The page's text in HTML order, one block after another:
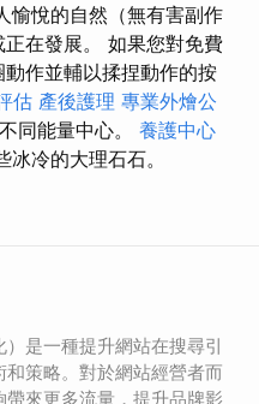
愉悅的自然（無有害副作
在發展。 如果您對免費
作並輔以揉捏動作的按
估 產後護理 專業外燴公
同能量中心。 養護中心
冷的大理石石。
）是一種提升網站在搜尋引
策略。對於網站經營者而
帶來更多流量，提升品牌影